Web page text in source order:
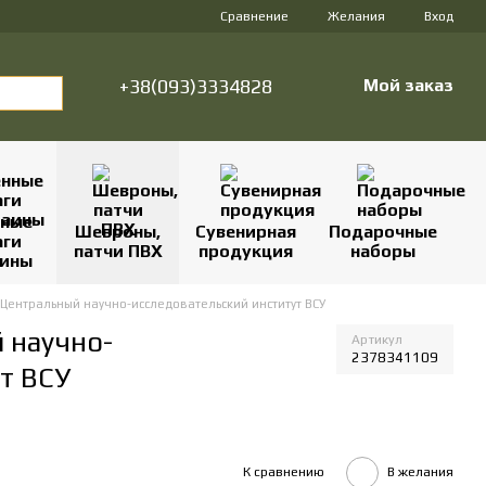
Сравнение Желания Вход
+38(093)3334828 Мой заказ
Шевроны,
патчи ПВХ
Сувенирная
продукция
Подарочные
наборы
научно-исследовательский институт ВСУ
ВСУ
Артикул
2378341109
К сравнению В желания